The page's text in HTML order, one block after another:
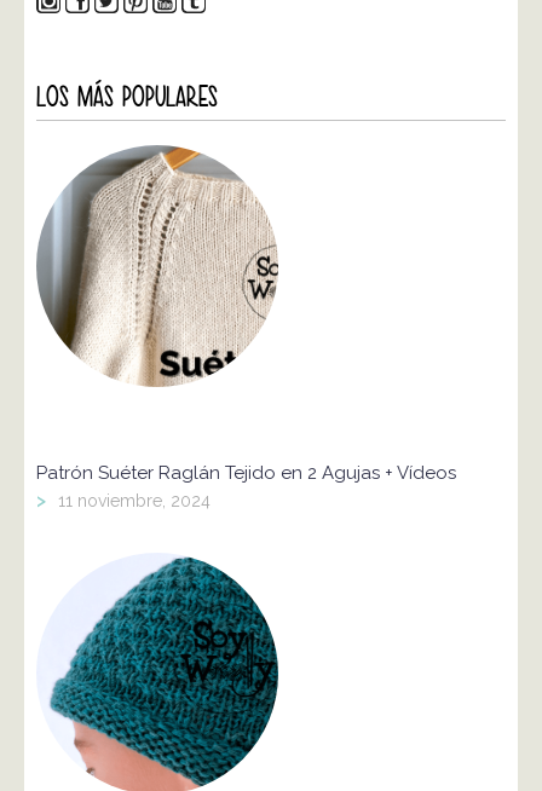
LOS MÁS POPULARES
Patrón Suéter Raglán Tejido en 2 Agujas + Vídeos
> 11 noviembre, 2024